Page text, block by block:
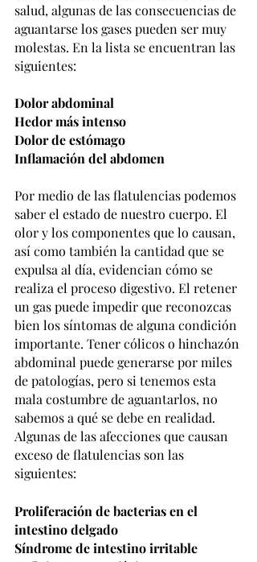
salud, algunas de las consecuencias de
aguantarse los gases pueden ser muy
molestas. En la lista se encuentran las
siguientes:
Dolor abdominal
Hedor más intenso
Dolor de estómago
Inflamación del abdomen
Por medio de las flatulencias podemos
saber el estado de nuestro cuerpo. El
olor y los componentes que lo causan,
así como también la cantidad que se
expulsa al día, evidencian cómo se
realiza el proceso digestivo. El retener
un gas puede impedir que reconozcas
bien los síntomas de alguna condición
importante. Tener cólicos o hinchazón
abdominal puede generarse por miles
de patologías, pero si tenemos esta
mala costumbre de aguantarlos, no
sabemos a qué se debe en realidad.
Algunas de las afecciones que causan
exceso de flatulencias son las
siguientes:
Proliferación de bacterias en el
intestino delgado
Síndrome de intestino irritable